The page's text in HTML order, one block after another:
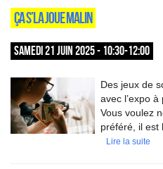
ÇA S’LA JOUE MALIN
SAMEDI 21 JUIN 2025 - 10:30-12:00
Des jeux de
avec l’expo
Vous voulez
préféré, il est
Lire la suite